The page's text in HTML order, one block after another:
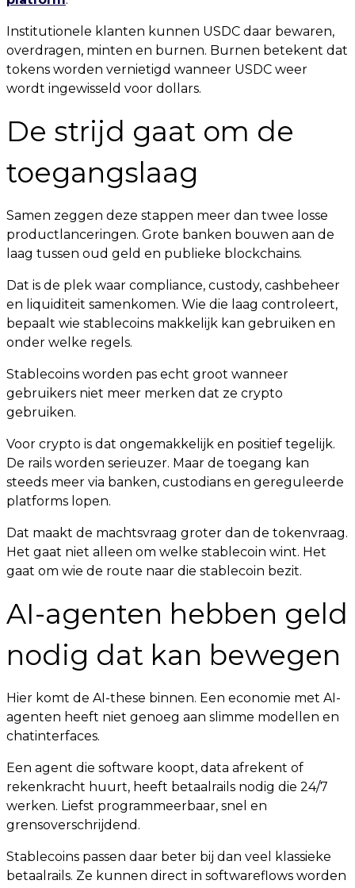
Institutionele klanten kunnen USDC daar bewaren,
overdragen, minten en burnen. Burnen betekent dat
tokens worden vernietigd wanneer USDC weer
wordt ingewisseld voor dollars.
De strijd gaat om de
toegangslaag
Samen zeggen deze stappen meer dan twee losse
productlanceringen. Grote banken bouwen aan de
laag tussen oud geld en publieke blockchains.
Dat is de plek waar compliance, custody, cashbeheer
en liquiditeit samenkomen. Wie die laag controleert,
bepaalt wie stablecoins makkelijk kan gebruiken en
onder welke regels.
Stablecoins worden pas echt groot wanneer
gebruikers niet meer merken dat ze crypto
gebruiken.
Voor crypto is dat ongemakkelijk en positief tegelijk.
De rails worden serieuzer. Maar de toegang kan
steeds meer via banken, custodians en gereguleerde
platforms lopen.
Dat maakt de machtsvraag groter dan de tokenvraag.
Het gaat niet alleen om welke stablecoin wint. Het
gaat om wie de route naar die stablecoin bezit.
AI-agenten hebben geld
nodig dat kan bewegen
Hier komt de AI-these binnen. Een economie met AI-
agenten heeft niet genoeg aan slimme modellen en
chatinterfaces.
Een agent die software koopt, data afrekent of
rekenkracht huurt, heeft betaalrails nodig die 24/7
werken. Liefst programmeerbaar, snel en
grensoverschrijdend.
Stablecoins passen daar beter bij dan veel klassieke
betaalrails. Ze kunnen direct in softwareflows worden